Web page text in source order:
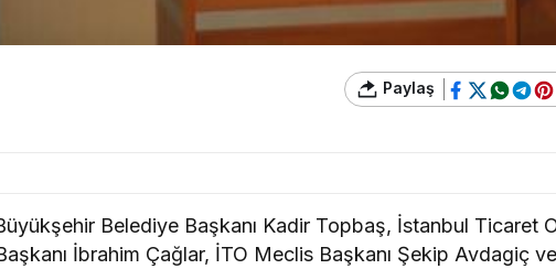
Paylaş
Belediye Başkanı Kadir Topbaş, İstanbul Ticaret
İbrahim Çağlar, İTO Meclis Başkanı Şekip Avdagiç